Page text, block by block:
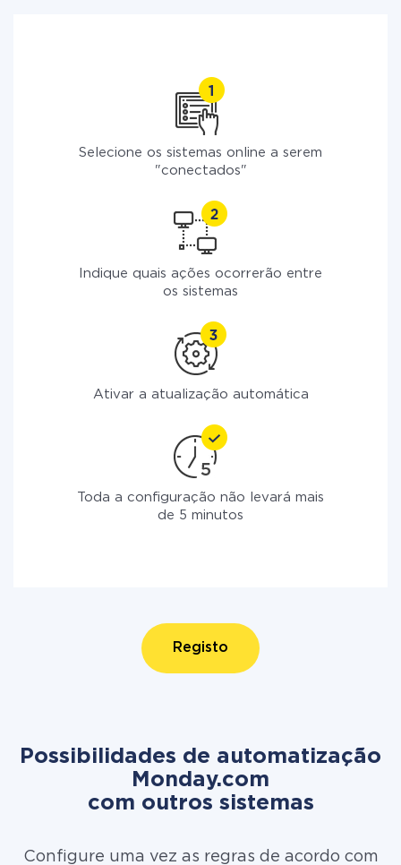
Selecione os sistemas online a serem
"conectados"
Indique quais ações ocorrerão entre
os sistemas
Ativar a atualização automática
Toda a configuração não levará mais
de 5 minutos
Registo
Possibilidades de automatização
Monday.com
com outros sistemas
Configure uma vez as regras de acordo com